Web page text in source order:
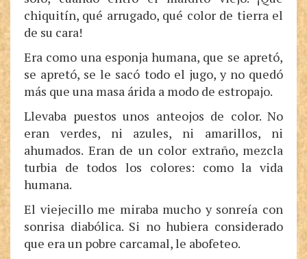
chiquitín, qué arrugado, qué color de tierra el
de su cara!
Era como una esponja humana, que se apretó,
se apretó, se le sacó todo el jugo, y no quedó
más que una masa árida a modo de estropajo.
Llevaba puestos unos anteojos de color. No
eran verdes, ni azules, ni amarillos, ni
ahumados. Eran de un color extraño, mezcla
turbia de todos los colores: como la vida
humana.
El viejecillo me miraba mucho y sonreía con
sonrisa diabólica. Si no hubiera considerado
que era un pobre carcamal, le abofeteo.